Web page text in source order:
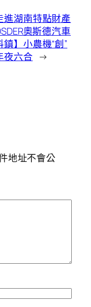
進湖南特點財產
奧斯德汽車
鎮】小農機“創”
夜六合 →
地址不會公